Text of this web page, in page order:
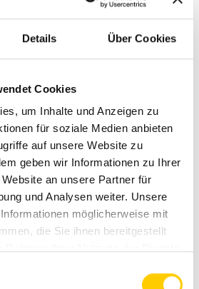
Details Über Cookies
Cookies
um Inhalte und Anzeigen zu
für soziale Medien anbieten
auf unsere Website zu
geben wir Informationen zu Ihrer
an unsere Partner für
und Analysen weiter. Unsere
möglicherweise mit
die Sie ihnen bereitgestellt